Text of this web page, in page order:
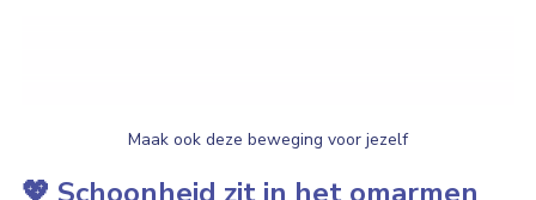
Maak ook deze beweging voor jezelf